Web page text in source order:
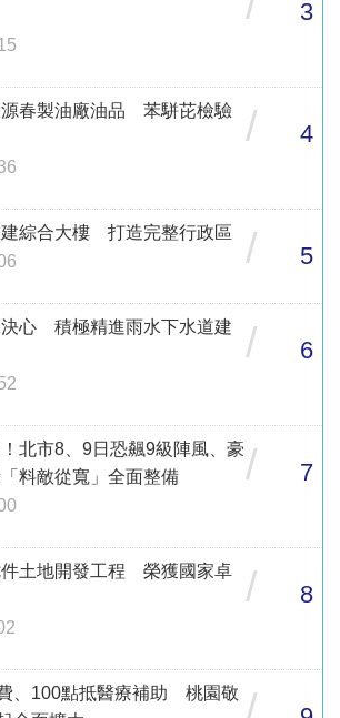
3
春製油廠油品 苯駢芘檢驗
/ 4
綜合大樓 打造完整行政區
/ 5
心 積極精進雨水下水道建
/ 6
北市8、9日恐飆9級陣風、豪
料敵從寬」全面整備
/ 7
土地開發工程 榮獲國家卓
/ 8
、100點抵醫療補助 桃園敬